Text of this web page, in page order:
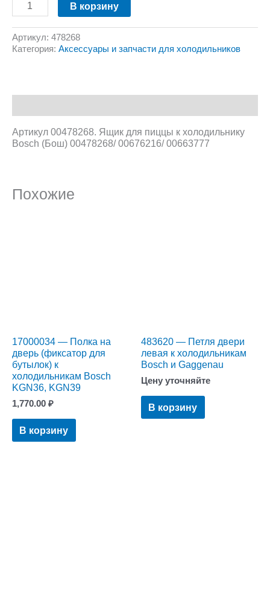
В корзину
Артикул: 478268
Категория: Аксессуары и запчасти для холодильников
Артикул 00478268. Ящик для пиццы к холодильнику
Bosch (Бош) 00478268/ 00676216/ 00663777
Похожие
17000034 — Полка на
дверь (фиксатор для
бутылок) к
холодильникам Bosch
KGN36, KGN39
1,770.00 ₽
В корзину
483620 — Петля двери
левая к холодильникам
Bosch и Gaggenau
Цену уточняйте
В корзину